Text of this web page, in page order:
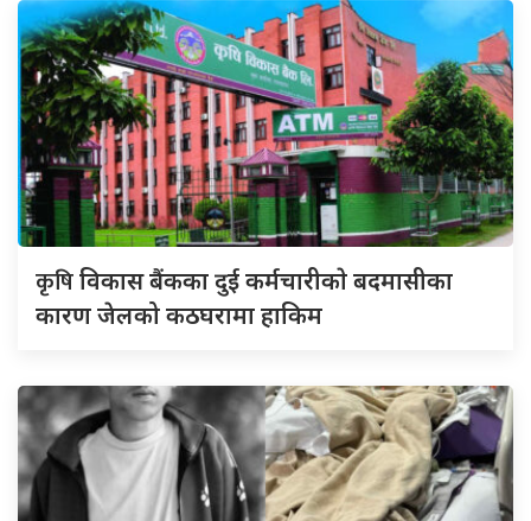
कृषिविकास बैंकका दुई कर्मचारीकाे बदमासीका
कारण जेलको कठघरामा हाकिम